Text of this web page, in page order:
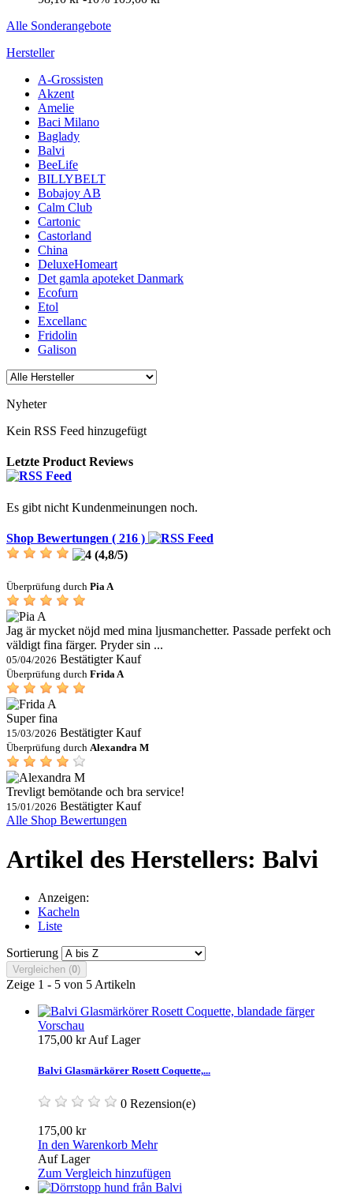
Alle Sonderangebote
Hersteller
A-Grossisten
Akzent
Amelie
Baci Milano
Baglady
Balvi
BeeLife
BILLYBELT
Bobajoy AB
Calm Club
Cartonic
Castorland
China
DeluxeHomeart
Det gamla apoteket Danmark
Ecofurn
Etol
Excellanc
Fridolin
Galison
Nyheter
Kein RSS Feed hinzugefügt
Letzte Product Reviews
Es gibt nicht Kundenmeinungen noch.
Shop Bewertungen ( 216 )
(4,8/5)
Überprüfung durch Pia A
Jag är mycket nöjd med mina ljusmanchetter. Passade perfekt och
väldigt fina färger. Pryder sin ...
05/04/2026 Bestätigter Kauf
Überprüfung durch Frida A
Super fina
15/03/2026 Bestätigter Kauf
Überprüfung durch Alexandra M
Trevligt bemötande och bra service!
15/01/2026 Bestätigter Kauf
Alle Shop Bewertungen
Artikel des Herstellers: Balvi
Anzeigen:
Kacheln
Liste
Sortierung
Vergleichen (0)
Zeige 1 - 5 von 5 Artikeln
Vorschau
175,00 krAuf Lager
Balvi Glasmärkörer Rosett Coquette,...
0 Rezension(e)
175,00 kr
In den Warenkorb Mehr
Auf Lager
Zum Vergleich hinzufügen